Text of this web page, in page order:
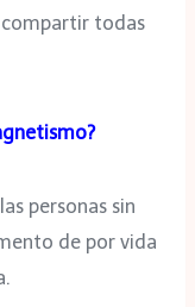
compartir todas
personas sin
de por vida